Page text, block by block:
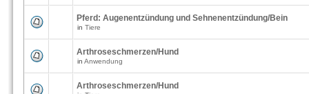
Pferd: Augenentzündung und Sehnenentzündung/Bein
in Tiere
Arthroseschmerzen/Hund
in Anwendung
Arthroseschmerzen/Hund